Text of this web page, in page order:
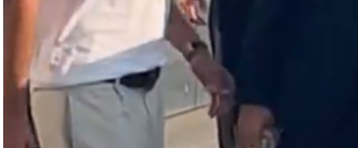
Redakcija
14:54, 04.02.2026